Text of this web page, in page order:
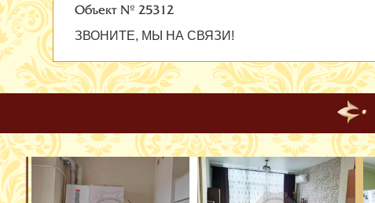
Объект № 25312
ЗВОНИТЕ, МЫ НА СВЯЗИ!